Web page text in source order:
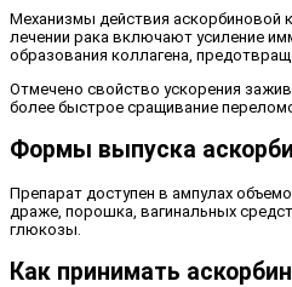
Механизмы действия аскорбиновой
лечении рака включают усиление
образования коллагена,
Отмечено свойство ускорения
более быстрое сращивание
Формы выпуска
Препарат доступен в ампулах
драже, порошка, вагинальных
глюкозы.
Как принимать